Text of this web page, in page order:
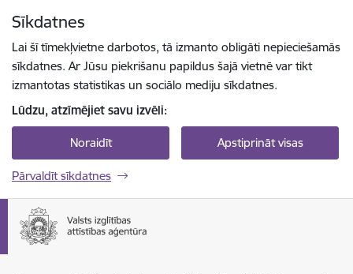
Sīkdatnes
Lai šī tīmekļvietne darbotos, tā izmanto obligāti nepieciešamās
sīkdatnes. Ar Jūsu piekrišanu papildus šajā vietnē var tikt
izmantotas statistikas un sociālo mediju sīkdatnes.
Lūdzu, atzīmējiet savu izvēli:
Noraidīt Apstiprināt visas
Pārvaldīt sīkdatnes